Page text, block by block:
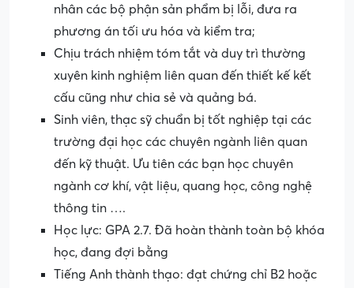
nhân các bộ phận sản phẩm bị lỗi, đưa ra
phương án tối ưu hóa và kiểm tra;
Chịu trách nhiệm tóm tắt và duy trì thường
xuyên kinh nghiệm liên quan đến thiết kế kết
cấu cũng như chia sẻ và quảng bá.
Sinh viên, thạc sỹ chuẩn bị tốt nghiệp tại các
trường đại học các chuyên ngành liên quan
đến kỹ thuật. Ưu tiên các bạn học chuyên
ngành cơ khí, vật liệu, quang học, công nghệ
thông tin ….
Học lực: GPA 2.7. Đã hoàn thành toàn bộ khóa
học, đang đợi bằng
Tiếng Anh thành thạo: đạt chứng chỉ B2 hoặc